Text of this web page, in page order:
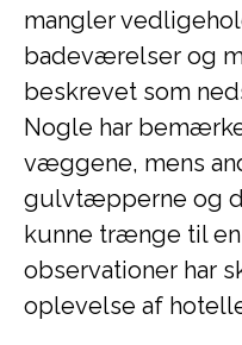
mangler
badeværelser og
beskrevet som
Nogle har
væggene, mens
gulvtæpperne og
kunne trænge til
observationer har
oplevelse af